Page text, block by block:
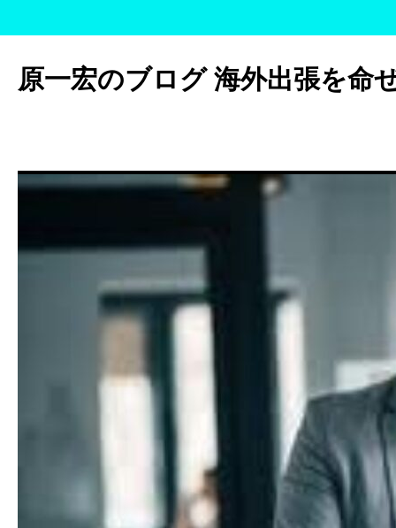
テ
ン
ッ
プ
原一宏のブログ 海外出張を命